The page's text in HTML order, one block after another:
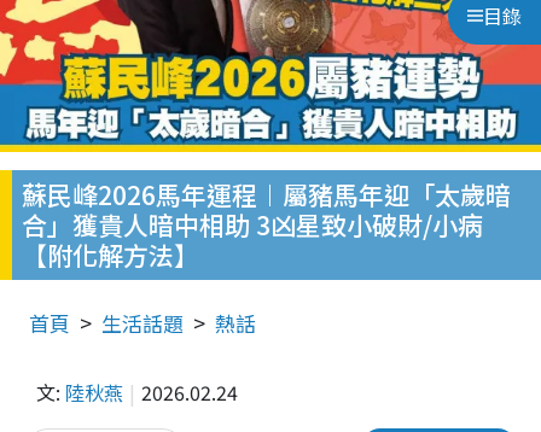
目錄
蘇民峰2026馬年運程︱屬豬馬年迎「太歲暗
合」獲貴人暗中相助 3凶星致小破財/小病
【附化解方法】
首頁 生活話題 熱話
文: 陸秋燕 2026.02.24